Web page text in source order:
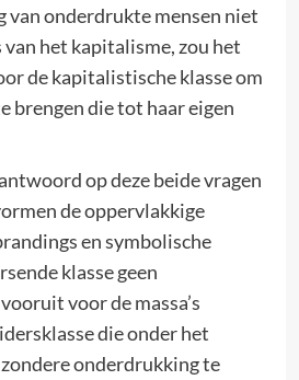
van onderdrukte mensen niet
het kapitalisme, zou het
de kapitalistische klasse om
brengen die tot haar eigen
op deze beide vragen
de oppervlakkige
en symbolische
klasse geen
voor de massa’s
die onder het
onderdrukking te